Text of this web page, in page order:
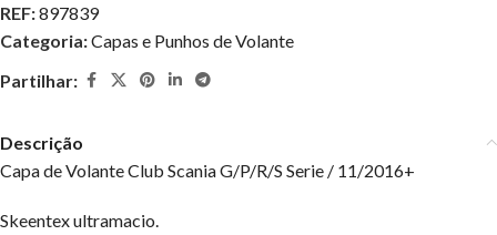
REF:897839
Categoria:Capas e Punhos de Volante
Partilhar:
Descrição
Capa de Volante Club Scania G/P/R/S Serie / 11/2016+
Skeentex ultramacio.